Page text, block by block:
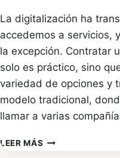
La digitalización ha
accedemos a servicios,
la excepción. Contratar
solo es práctico, sino
variedad de opciones y
modelo tradicional,
llamar a varias
LEER MÁS ¿POR